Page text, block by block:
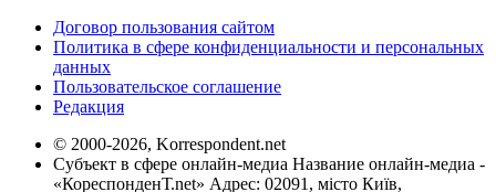
Договор пользования сайтом
Политика в сфере конфиденциальности и персональных
данных
Пользовательское соглашение
Редакция
© 2000-2026, Korrespondent.net
Субъект в сфере онлайн-медиа Название онлайн-медиа -
«КореспонденТ.net» Адрес: 02091, місто Київ,